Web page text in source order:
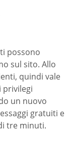
possono
sul sito. Allo
quindi vale
privilegi
un nuovo
gratuiti e
tre minuti.